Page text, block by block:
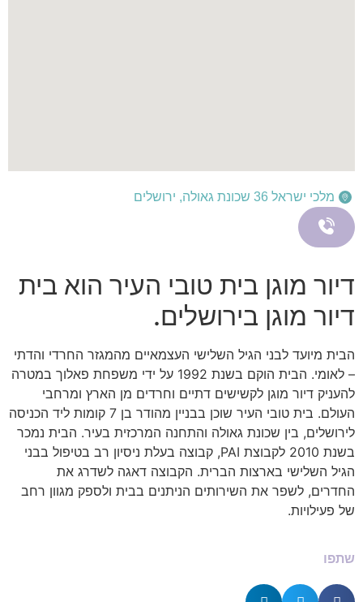
מלכי ישראל 36 שכונת גאולה, ירושלים
דיור מוגן בית טובי העיר הוא בית
דיור מוגן בירושלים.
הבית מיועד לבני הגיל השלישי העצמאיים מהמגזר החרדי והדתי
– לאומי. הבית הוקם בשנת 1992 על ידי משפחת פאלוך במטרה
להעניק דיור מוגן לקשישים דתיים וחרדים מן הארץ ומרחבי
העולם. בית טובי העיר שוכן בבניין מהודר בן 7 קומות ליד הכניסה
לירושלים, בין שכונת גאולה והתחנה המרכזית בעיר. הבית נמכר
בשנת 2010 לקבוצת
PAI, קבוצה בעלת ניסיון רב בטיפול בבני
הגיל השלישי בארצות הברית. הקבוצה דאגה לשדרג את
החדרים, לשפר את השירותים הניתנים בבית ולספק מגוון רחב
של פעילויות.
שתפו